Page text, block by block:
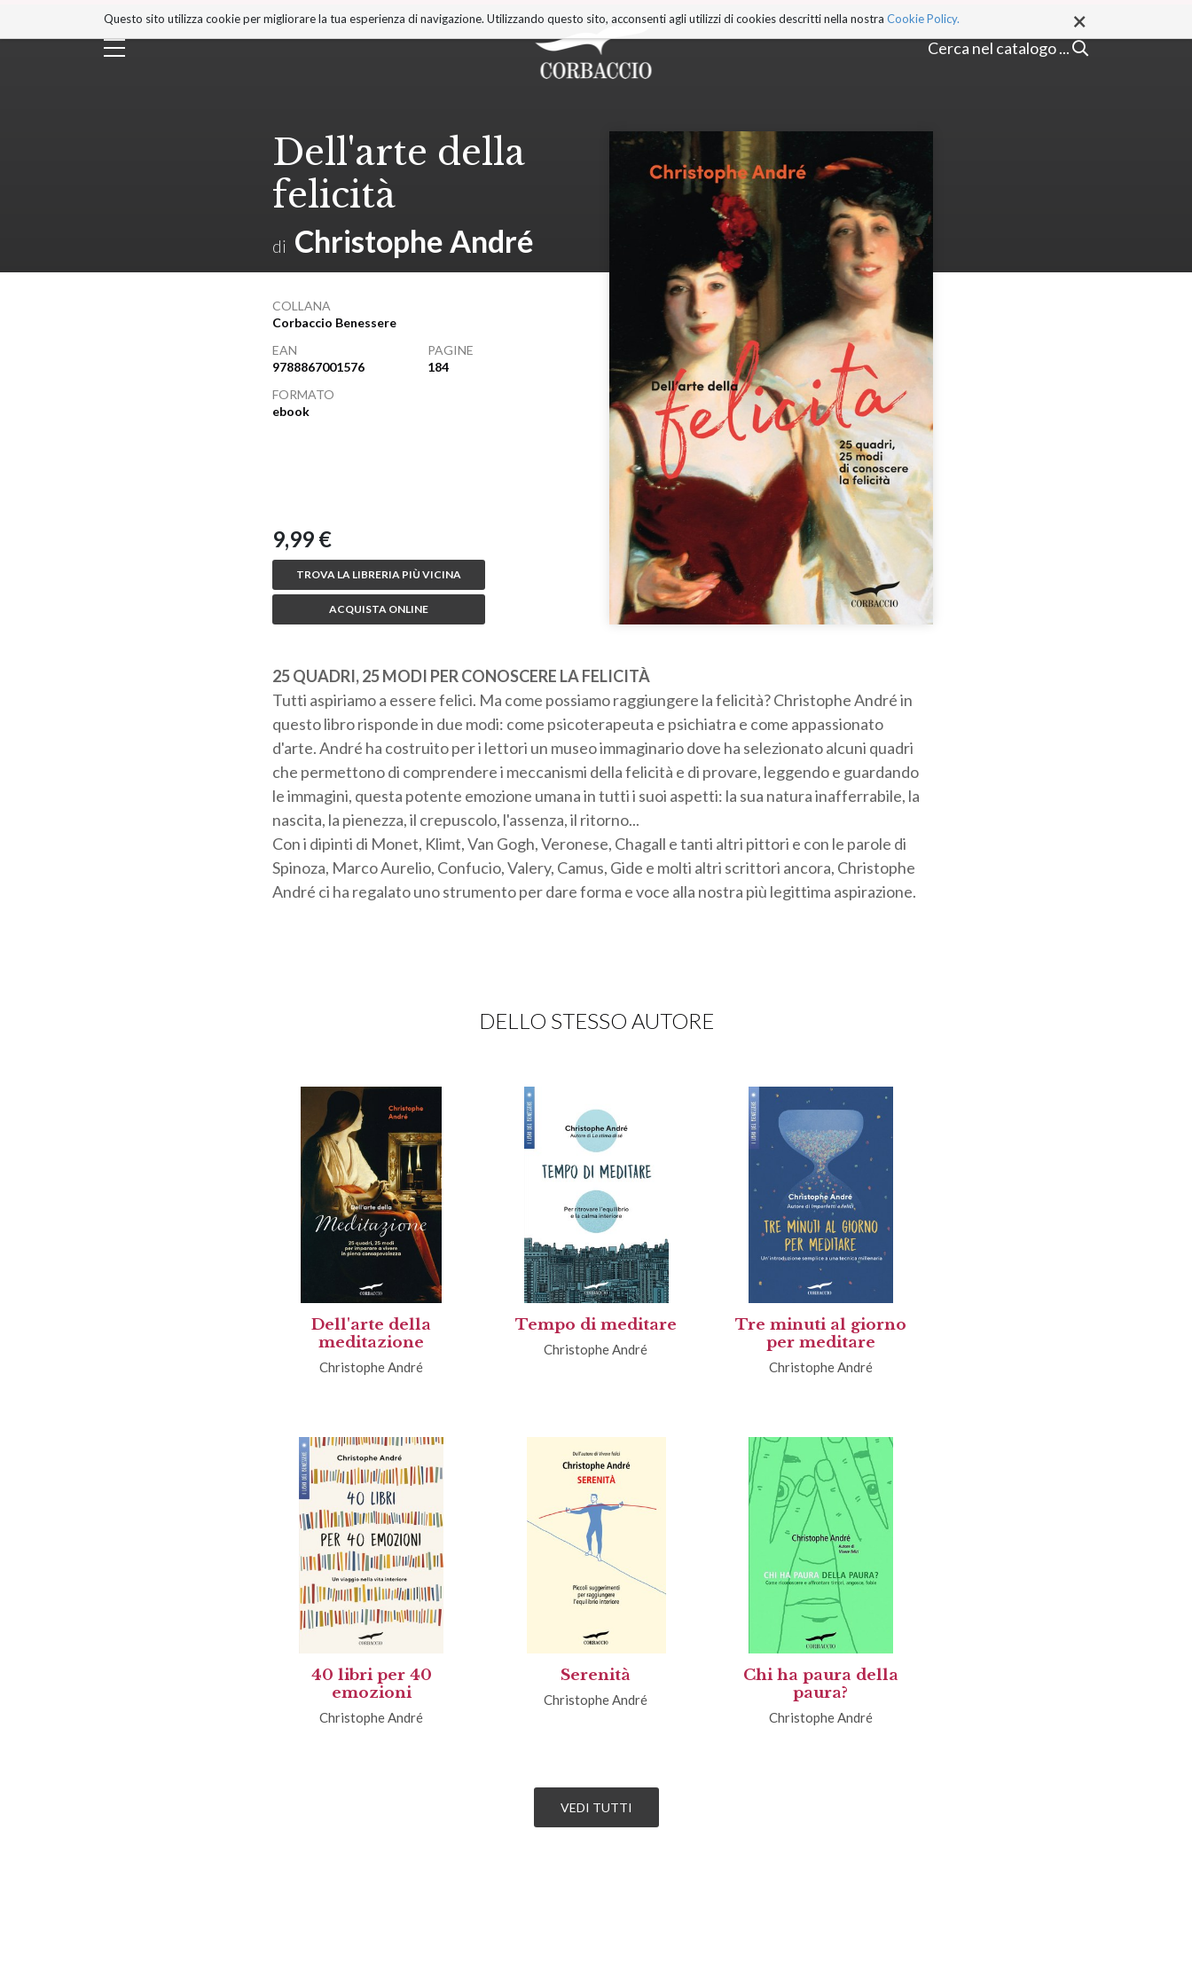
ai
contenuti.
|
Cerca nel catalogo ...
×
Questo sito utilizza cookie per migliorare la tua esperienza di navigazione. Utilizzando questo sito, acconsenti agli utilizzi di cookies descritti nella nostra Cookie Policy.
Dell'arte della
felicità
di Christophe André
COLLANA
Corbaccio Benessere
EAN
9788867001576
PAGINE
184
FORMATO
ebook
9,99 €
TROVA LA LIBRERIA PIÙ VICINA
ACQUISTA ONLINE
25 QUADRI, 25 MODI PER CONOSCERE LA FELICITÀ
Tutti aspiriamo a essere felici. Ma come possiamo raggiungere la felicità? Christophe André in
questo libro risponde in due modi: come psicoterapeuta e psichiatra e come appassionato
d'arte. André ha costruito per i lettori un museo immaginario dove ha selezionato alcuni quadri
che permettono di comprendere i meccanismi della felicità e di provare, leggendo e guardando
le immagini, questa potente emozione umana in tutti i suoi aspetti: la sua natura inafferrabile, la
nascita, la pienezza, il crepuscolo, l'assenza, il ritorno...
Con i dipinti di Monet, Klimt, Van Gogh, Veronese, Chagall e tanti altri pittori e con le parole di
Spinoza, Marco Aurelio, Confucio, Valery, Camus, Gide e molti altri scrittori ancora, Christophe
André ci ha regalato uno strumento per dare forma e voce alla nostra più legittima aspirazione.
DELLO STESSO AUTORE
Dell'arte della
meditazione
Christophe André
Tempo di meditare
Christophe André
Tre minuti al giorno
per meditare
Christophe André
40 libri per 40
emozioni
Christophe André
Serenità
Christophe André
Chi ha paura della
paura?
Christophe André
VEDI TUTTI